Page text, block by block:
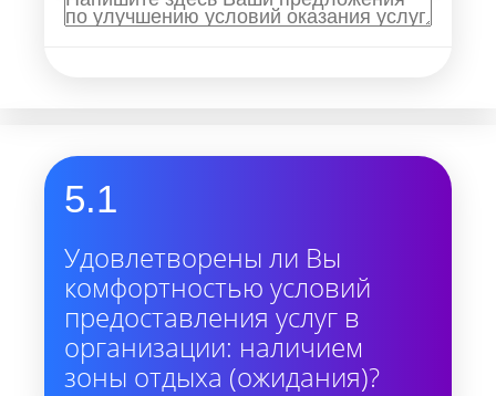
5.1
Удовлетворены ли Вы
комфортностью условий
предоставления услуг в
организации: наличием
зоны отдыха (ожидания)?